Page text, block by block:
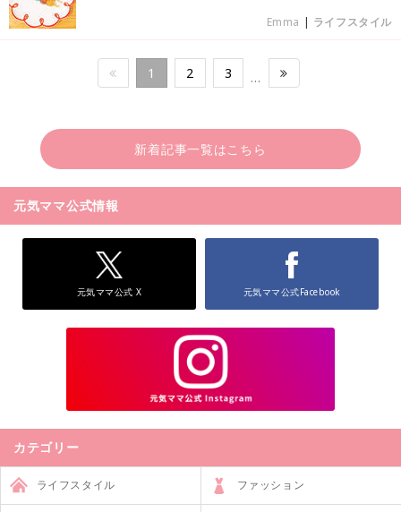
Emma | ライフスタイル
1 2 3 …
新着記事一覧はこちら
元気ママ公式情報
元気ママ公式 X 元気ママ公式Facebook
カテゴリー
ライフスタイル ファッション